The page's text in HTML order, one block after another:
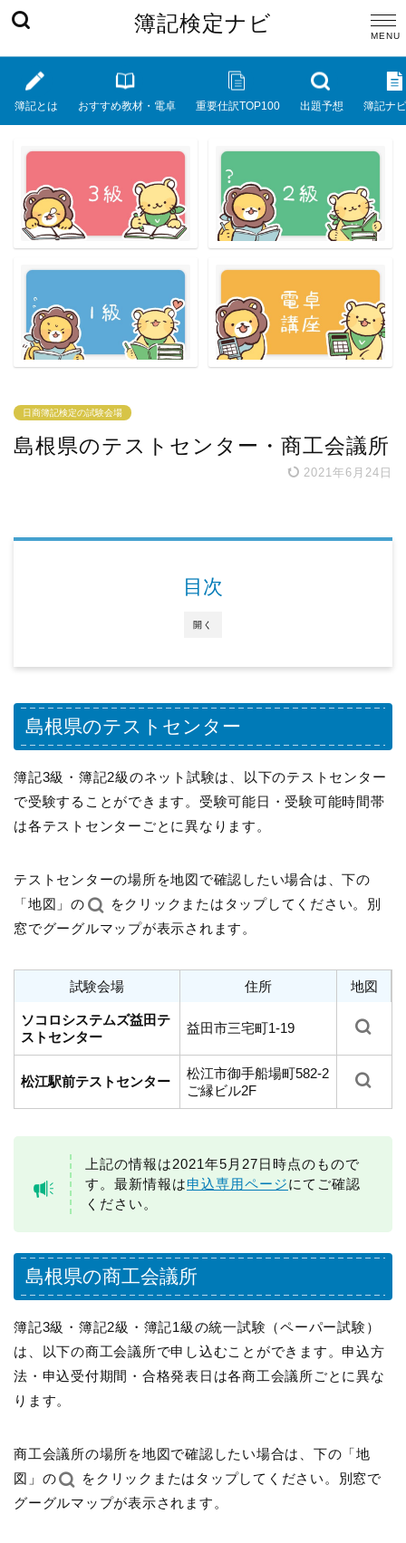
簿記検定ナビ
簿記とは おすすめ教材・電卓 重要仕訳TOP100 出題予想 簿記ナ
日商簿記検定の試験会場
島根県のテストセンター・商工会議所
2021年6月24日
開く
目次
島根県のテストセンター
簿記3級・簿記2級のネット試験は、以下のテストセンター
で受験することができます。受験可能日・受験可能時間帯
は各テストセンターごとに異なります。
テストセンターの場所を地図で確認したい場合は、下の
「地図」の
をクリックまたはタップしてください。別
窓でグーグルマップが表示されます。
試験会場 住所 地図
ソコロシステムズ益田テ
ストセンター
益田市三宅町1-19
松江駅前テストセンター
松江市御手船場町582-2
ご縁ビル2F
上記の情報は2021年5月27日時点のもので
す。最新情報は申込専用ページにてご確認
ください。
島根県の商工会議所
簿記3級・簿記2級・簿記1級の統一試験（ペーパー試験）
は、以下の商工会議所で申し込むことができます。申込方
法・申込受付期間・合格発表日は各商工会議所ごとに異な
ります。
商工会議所の場所を地図で確認したい場合は、下の「地
図」の
をクリックまたはタップしてください。別窓で
グーグルマップが表示されます。